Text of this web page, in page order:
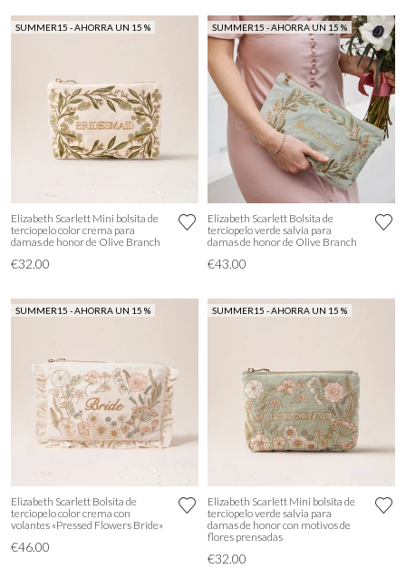
SUMMER15 - AHORRA UN 15 %
Elizabeth Scarlett Mini bolsita de
terciopelo color crema para
damas de honor de Olive Branch
€32.00
SUMMER15 - AHORRA UN 15 %
Elizabeth Scarlett Bolsita de
terciopelo verde salvia para
damas de honor de Olive Branch
€43.00
SUMMER15 - AHORRA UN 15 %
Elizabeth Scarlett Bolsita de
terciopelo color crema con
volantes «Pressed Flowers Bride»
€46.00
SUMMER15 - AHORRA UN 15 %
Elizabeth Scarlett Mini bolsita de
terciopelo verde salvia para
damas de honor con motivos de
flores prensadas
€32.00